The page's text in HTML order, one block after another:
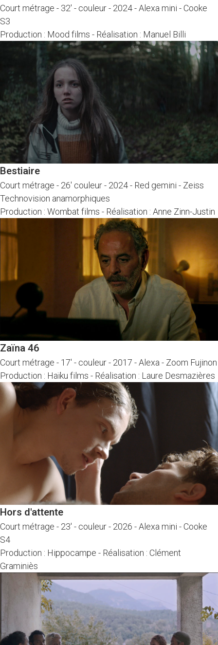
Court métrage - 32' - couleur - 2024-Alexa mini - Cooke
S3
Production : Mood films - Réalisation : Manuel Billi
Bestiaire
Court métrage - 26' couleur - 2024- Red gemini - Zeiss
Technovision anamorphiques
Production : Wombat films - Réalisation : Anne Zinn-Justin
Zaïna 46
Court métrage - 17' - couleur - 2017 -Alexa - Zoom Fujinon
Production : Haïku films - Réalisation : Laure Desmazières
Hors d'attente
Court métrage - 23' - couleur - 2026 -Alexa mini - Cooke
S4
Production : Hippocampe - Réalisation : Clément
Graminiès